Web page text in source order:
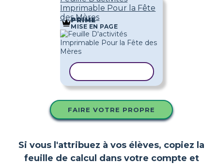
Imprimable Pour la Fête
des Mères
PRIME
MISE EN PAGE
FAIRE VOTRE PROPRE
Si vous l'attribuez à vos élèves, copiez la
feuille de calcul dans votre compte et